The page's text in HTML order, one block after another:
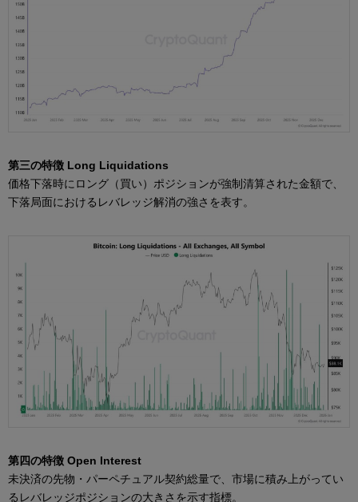
第三の特徴 Long Liquidations
価格下落時にロング（買い）ポジションが強制清算された金額で、
下落局面におけるレバレッジ解消の強さを表す。
第四の特徴 Open Interest
未決済の先物・パーペチュアル契約総量で、市場に積み上がってい
るレバレッジポジションの大きさを示す指標。